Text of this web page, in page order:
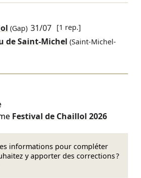
(Gap) 31/07 [1 rep.]
de Saint-Michel (Saint-Michel-
Festival de Chaillol 2026
informations pour compléter
y apporter des corrections ?